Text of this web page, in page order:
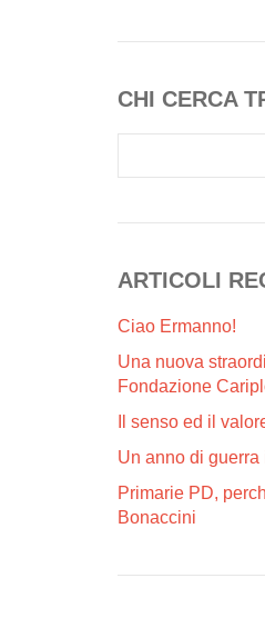
CHI CERCA
ARTICOLI
Ciao Ermanno!
Una nuova
Fondazione
Il senso ed il
Un anno di guerra
Primarie PD,
Bonaccini